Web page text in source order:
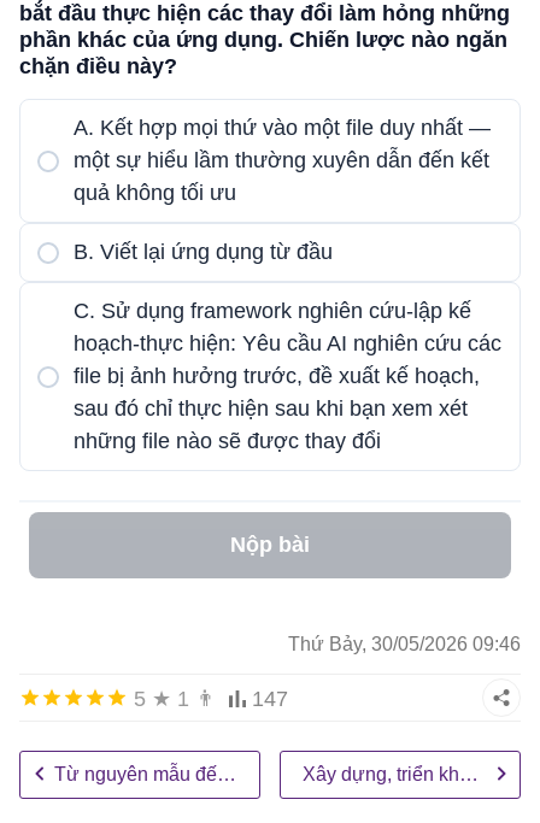
bắt đầu thực hiện các thay đổi làm hỏng những
phần khác của ứng dụng. Chiến lược nào ngăn
chặn điều này?
A. Kết hợp mọi thứ vào một file duy nhất —
một sự hiểu lầm thường xuyên dẫn đến kết
quả không tối ưu
B. Viết lại ứng dụng từ đầu
C. Sử dụng framework nghiên cứu-lập kế
hoạch-thực hiện: Yêu cầu AI nghiên cứu các
file bị ảnh hưởng trước, đề xuất kế hoạch,
sau đó chỉ thực hiện sau khi bạn xem xét
những file nào sẽ được thay đổi
Nộp bài
Thứ Bảy, 30/05/2026 09:46
5 ★ 1 👨 147
Từ nguyên mẫu đến sản phẩm hoàn chỉnh Xây dựng, triển khai ứng dụng Vibe Code